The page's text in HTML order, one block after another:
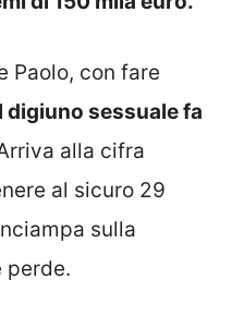
Paolo, con fare
digiuno sessuale fa
alla cifra
al sicuro 29
sulla
perde.